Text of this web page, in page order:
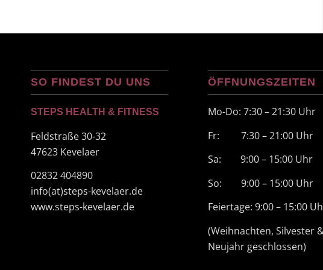
SO FINDEST DU UNS
STEPS HEALTH & FITNESS
Feldstraße 30-32
47623 Kevelaer
02832 404890
info(at)steps-kevelaer.de
www.steps-kevelaer.de
ÖFFNUNGSZEITEN
Mo-Do: 7:30 – 21:30 Uhr
Fr: 7:30 – 21:00 Uhr
Sa: 9:00 – 15:00 Uhr
So: 9:00 – 15:00 Uhr
Feiertage: 9:00 – 15:00
(Weihnachten, Silvester
Neujahr geschlossen)